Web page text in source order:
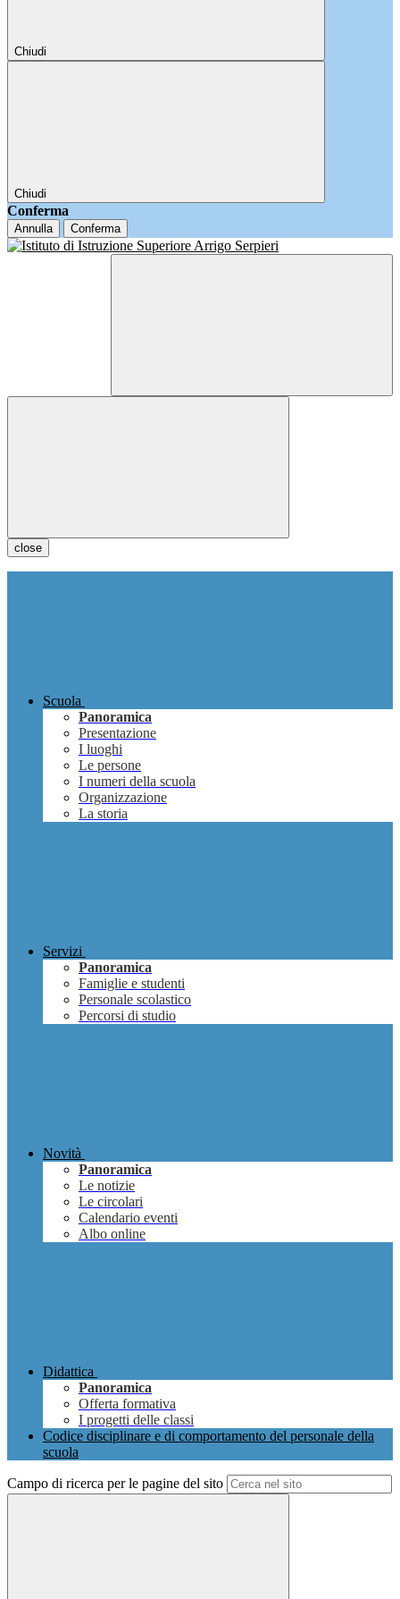
Chiudi
Chiudi
Conferma
Annulla Conferma
close
Scuola
Panoramica
Presentazione
I luoghi
Le persone
I numeri della scuola
Organizzazione
La storia
Servizi
Panoramica
Famiglie e studenti
Personale scolastico
Percorsi di studio
Novità
Panoramica
Le notizie
Le circolari
Calendario eventi
Albo online
Didattica
Panoramica
Offerta formativa
I progetti delle classi
Codice disciplinare e di comportamento del personale della
scuola
Campo di ricerca per le pagine del sito